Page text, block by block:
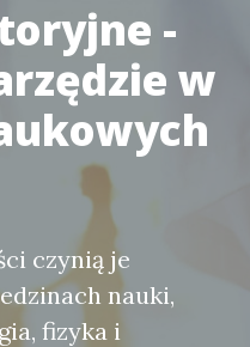
-
w
czynią je
nauki,
fizyka i